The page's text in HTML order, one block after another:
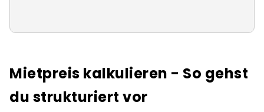
Mietpreis kalkulieren - So gehst
du strukturiert vor